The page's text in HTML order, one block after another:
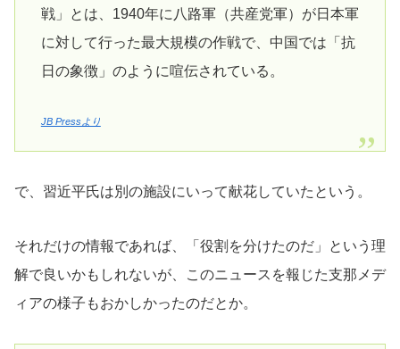
戦」とは、1940年に八路軍（共産党軍）が日本軍
に対して行った最大規模の作戦で、中国では「抗
日の象徴」のように喧伝されている。
JB Pressより
で、習近平氏は別の施設にいって献花していたという。
それだけの情報であれば、「役割を分けたのだ」という理
解で良いかもしれないが、このニュースを報じた支那メデ
ィアの様子もおかしかったのだとか。